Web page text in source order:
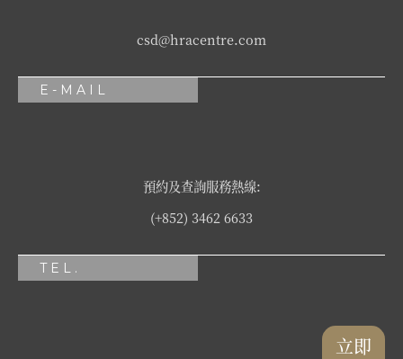
csd@hracentre.com
E-MAIL
預約及查詢服務熱線:
(+852) 3462 6633
TEL.
立即